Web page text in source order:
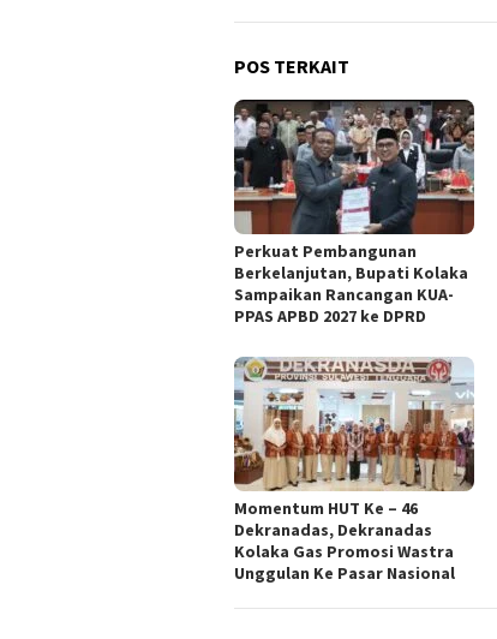
POS TERKAIT
Perkuat Pembangunan
Berkelanjutan, Bupati Kolaka
Sampaikan Rancangan KUA-
PPAS APBD 2027 ke DPRD
Momentum HUT Ke – 46
Dekranadas, Dekranadas
Kolaka Gas Promosi Wastra
Unggulan Ke Pasar Nasional